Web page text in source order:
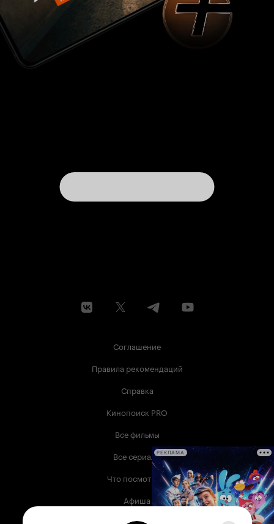
Соглашение
Правила рекомендаций
Справка
Кинопоиск PRO
Все фильмы
Все сериалы
Что посмотреть
Афиша
Музыка
РЕКЛАМА